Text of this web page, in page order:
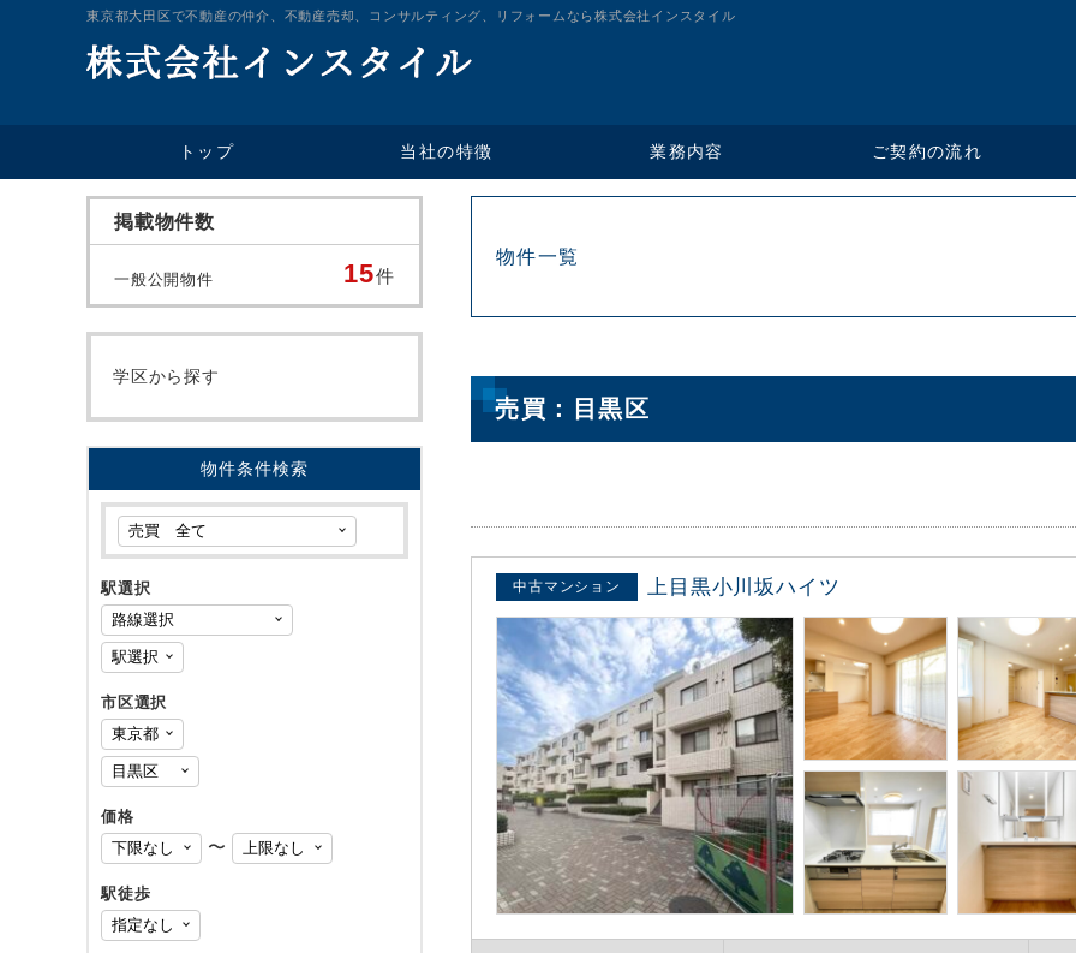
東京都大田区で不動産の仲介、不動産売却、コンサルティング、リフォームなら株式会社インスタイル
トップ 当社の特徴 業務内容 ご契約の流れ
物件一覧
売買：目黒区
中古マンション 上目黒小川坂ハイツ
掲載物件数
一般公開物件 15件
学区から探す
物件条件検索
駅選択
市区選択
価格
〜
駅徒歩